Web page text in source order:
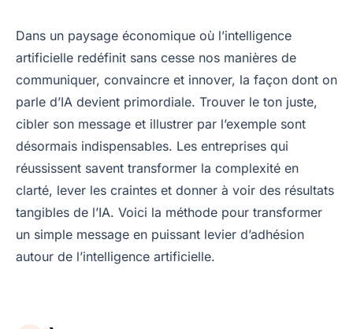
Dans un paysage économique où l’intelligence
artificielle redéfinit sans cesse nos manières de
communiquer, convaincre et innover, la façon dont on
parle d’IA devient primordiale. Trouver le ton juste,
cibler son message et illustrer par l’exemple sont
désormais indispensables. Les entreprises qui
réussissent savent transformer la complexité en
clarté, lever les craintes et donner à voir des résultats
tangibles de l’IA. Voici la méthode pour transformer
un simple message en puissant levier d’adhésion
autour de l’intelligence artificielle.